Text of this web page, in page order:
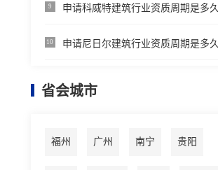
9 申请科威特建筑行业资质周期是多久
10 申请尼日尔建筑行业资质周期是多久
省会城市
福州 广州 南宁 贵阳